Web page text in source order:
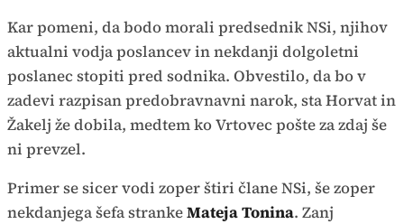
Kar pomeni, da bodo morali predsednik NSi, njihov
aktualni vodja poslancev in nekdanji dolgoletni
poslanec stopiti pred sodnika. Obvestilo, da bo v
zadevi razpisan predobravnavni narok, sta Horvat in
Žakelj že dobila, medtem ko Vrtovec pošte za zdaj še
ni prevzel.
Primer se sicer vodi zoper štiri člane NSi, še zoper
nekdanjega šefa strankeMateja Tonina. Zanj